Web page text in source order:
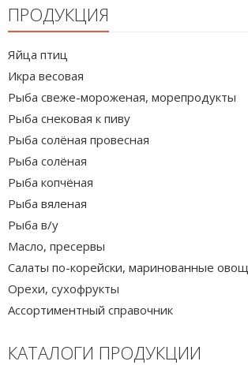
ПРОДУКЦИЯ
Яйца птиц
Икра весовая
Рыба свеже-мороженая, морепродукты
Рыба снековая к пиву
Рыба солёная провесная
Рыба солёная
Рыба копчёная
Рыба вяленая
Рыба в/у
Масло, пресервы
Салаты по-корейски, маринованные
Орехи, сухофрукты
Ассортиментный справочник
КАТАЛОГИ ПРОДУКЦИИ